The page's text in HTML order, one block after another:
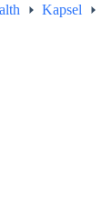
Kapsel